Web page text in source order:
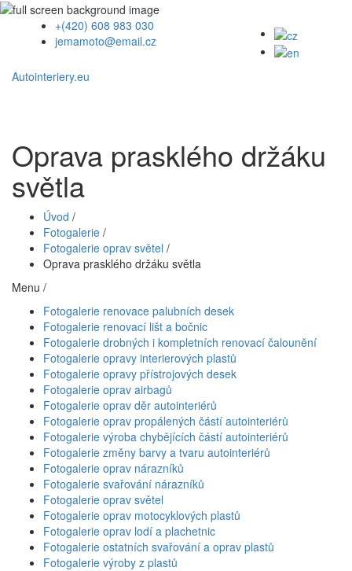
+(420) 608 983 030
jemamoto@email.cz
Autointeriery.eu
Oprava prasklého držáku
světla
Úvod /
Fotogalerie /
Fotogalerie oprav světel /
Oprava prasklého držáku světla
Menu /
Fotogalerie renovace palubních desek
Fotogalerie renovací lišt a bočnic
Fotogalerie drobných i kompletních renovací čalounění
Fotogalerie opravy interierových plastů
Fotogalerie opravy přístrojových desek
Fotogalerie oprav airbagů
Fotogalerie oprav děr autointeriérů
Fotogalerie oprav propálených částí autointeriérů
Fotogalerie výroba chybějících částí autointeriérů
Fotogalerie změny barvy a tvaru autointeriérů
Fotogalerie oprav nárazníků
Fotogalerie svařování nárazníků
Fotogalerie oprav světel
Fotogalerie oprav motocyklových plastů
Fotogalerie oprav lodí a plachetnic
Fotogalerie ostatních svařování a oprav plastů
Fotogalerie výroby z plastů